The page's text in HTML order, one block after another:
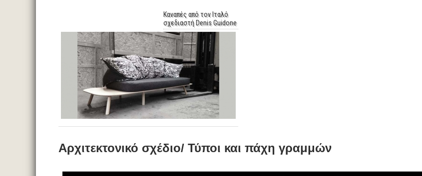
Καναπές από τον Ιταλό
σχεδιαστή Denis Guidone
Αρχιτεκτονικό σχέδιο/ Τύποι και πάχη γραμμών